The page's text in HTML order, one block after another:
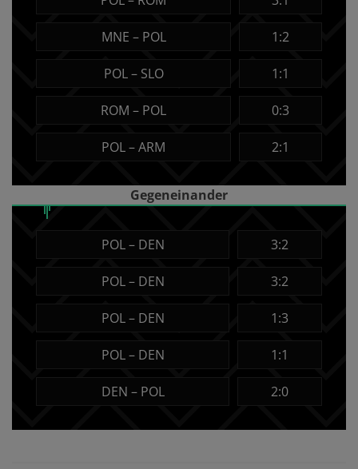
MNE – POL 1:2
POL – SLO 1:1
ROM – POL 0:3
POL – ARM 2:1
Gegeneinander
POL – DEN 3:2
POL – DEN 3:2
POL – DEN 1:3
POL – DEN 1:1
DEN – POL 2:0